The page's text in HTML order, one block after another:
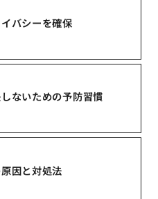
バシーを確保
ないための予防習慣
因と対処法